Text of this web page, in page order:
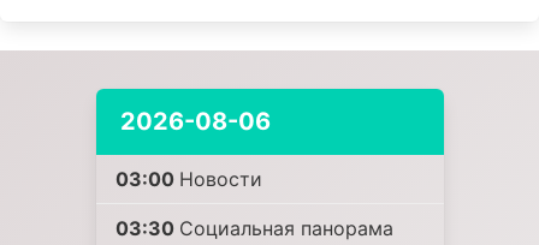
2026-08-06
03:00 Новости
03:30 Социальная панорама